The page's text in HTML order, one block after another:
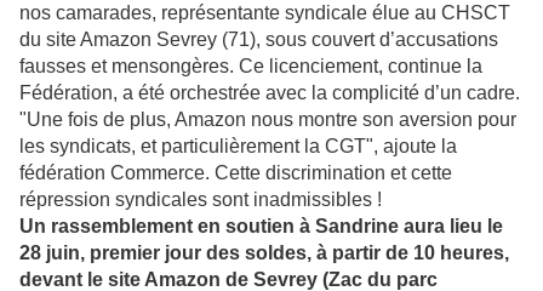
nos camarades, représentante syndicale élue au CHSCT
du site Amazon Sevrey (71), sous couvert d’accusations
fausses et mensongères. Ce licenciement, continue la
Fédération, a été orchestrée avec la complicité d’un cadre.
"Une fois de plus, Amazon nous montre son aversion pour
les syndicats, et particulièrement la CGT", ajoute la
fédération Commerce. Cette discrimination et cette
répression syndicales sont inadmissibles !
Un rassemblement en soutien à Sandrine aura lieu le
28 juin, premier jour des soldes, à partir de 10 heures,
devant le site Amazon de Sevrey (Zac du parc